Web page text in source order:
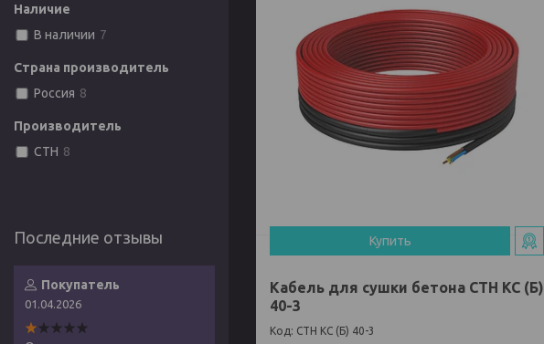
Купить
Кабель для сушки бетона СТН КС (Б)
40-3
СТН КС (Б) 40-3
Наличие
В наличии 7
Страна производитель
Россия 8
Производитель
СТН 8
Покупатель
01.04.2026